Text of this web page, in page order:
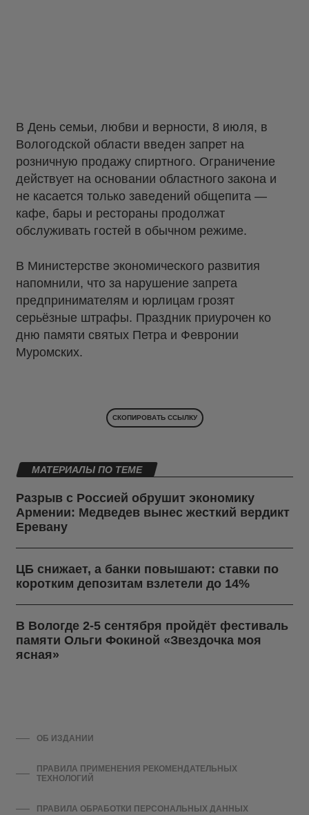
В День семьи, любви и верности, 8 июля, в
Вологодской области введен запрет на
розничную продажу спиртного. Ограничение
действует на основании областного закона и
не касается только заведений общепита —
кафе, бары и рестораны продолжат
обслуживать гостей в обычном режиме.
В Министерстве экономического развития
напомнили, что за нарушение запрета
предпринимателям и юрлицам грозят
серьёзные штрафы. Праздник приурочен ко
дню памяти святых Петра и Февронии
Муромских.
СКОПИРОВАТЬ ССЫЛКУ
МАТЕРИАЛЫ ПО ТЕМЕ
Разрыв с Россией обрушит экономику
Армении: Медведев вынес жесткий вердикт
Еревану
ЦБ снижает, а банки повышают: ставки по
коротким депозитам взлетели до 14%
В Вологде 2-5 сентября пройдёт фестиваль
памяти Ольги Фокиной «Звездочка моя
ясная»
ОБ ИЗДАНИИ
ПРАВИЛА ПРИМЕНЕНИЯ РЕКОМЕНДАТЕЛЬНЫХ
ТЕХНОЛОГИЙ
ПРАВИЛА ОБРАБОТКИ ПЕРСОНАЛЬНЫХ ДАННЫХ